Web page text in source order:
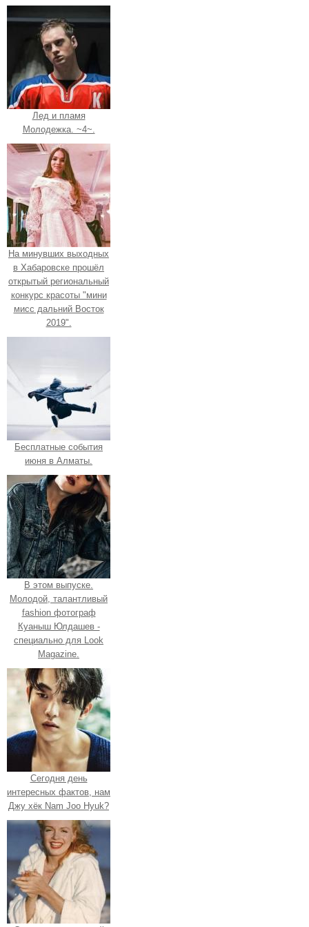
Лед и пламя
Молодежка. ~4~.
На минувших выходных
в Хабаровске прошёл
открытый региональный
конкурс красоты "мини
мисс дальний Восток
2019".
Бесплатные события
июня в Алматы.
В этом выпуске.
Молодой, талантливый
fashion фотограф
Куаныш Юлдашев -
специально для Look
Magazine.
Сегодня день
интересных фактов, нам
Джу хёк Nam Joo Hyuk?